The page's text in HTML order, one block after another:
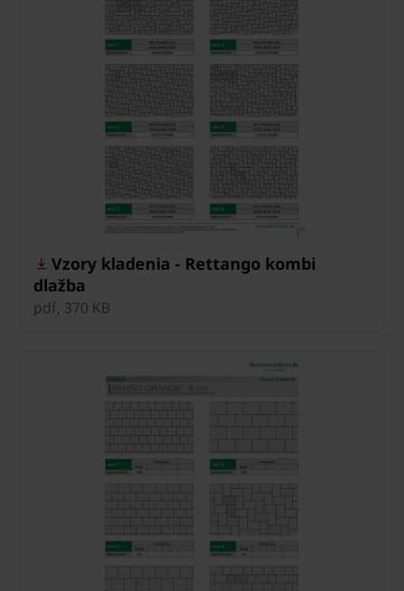
Vzory kladenia - Rettango kombi
dlažba
pdf, 370 KB